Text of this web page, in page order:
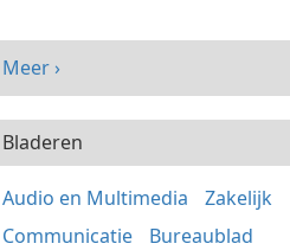
Meer ›
Bladeren
Audio en Multimedia
Zakelijk
Communicatie
Bureaublad